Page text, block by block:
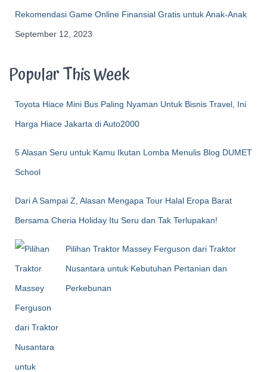
Rekomendasi Game Online Finansial Gratis untuk Anak-Anak
September 12, 2023
Popular This Week
Toyota Hiace Mini Bus Paling Nyaman Untuk Bisnis Travel, Ini
Harga Hiace Jakarta di Auto2000
5 Alasan Seru untuk Kamu Ikutan Lomba Menulis Blog DUMET
School
Dari A Sampai Z, Alasan Mengapa Tour Halal Eropa Barat
Bersama Cheria Holiday Itu Seru dan Tak Terlupakan!
Pilihan Traktor Massey Ferguson dari Traktor
Nusantara untuk Kebutuhan Pertanian dan
Perkebunan